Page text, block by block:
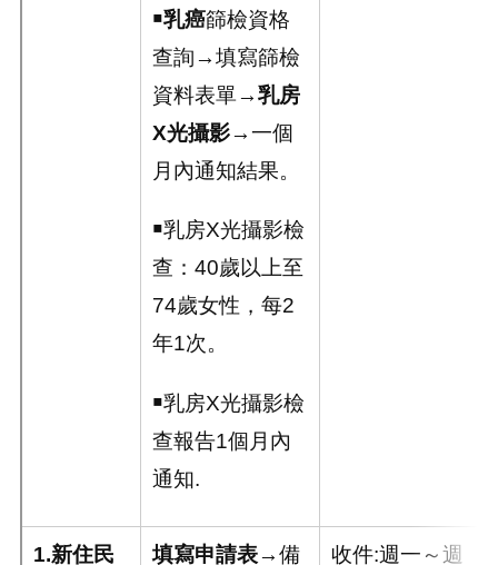
￭乳癌篩檢資格
查詢→填寫篩檢
資料表單→乳房
X光攝影→一個
月內通知結果。
￭乳房X光攝影檢
查：40歲以上至
74歲女性，每2
年1次。
￭乳房X光攝影檢
查報告1個月內
通知.
1.新住民
填寫申請表→備
收件:週一～週